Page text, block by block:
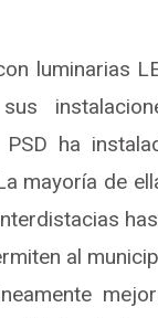
luminarias
ha
mayoría de
al